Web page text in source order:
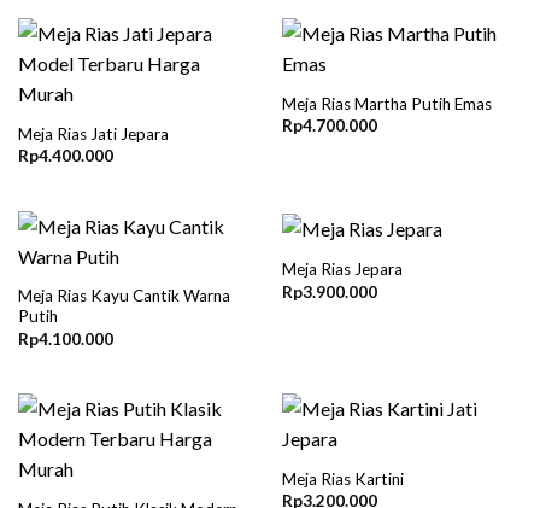
Meja Rias Jati Jepara
Rp4.400.000
Meja Rias Martha Putih Emas
Rp4.700.000
Meja Rias Kayu Cantik Warna
Putih
Rp4.100.000
Meja Rias Jepara
Rp3.900.000
Meja Rias Kartini
Rp3.200.000